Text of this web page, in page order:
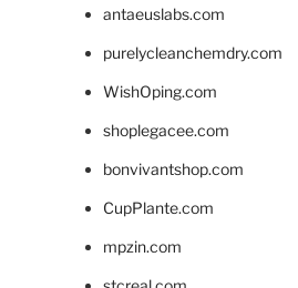
antaeuslabs.com
purelycleanchemdry.com
WishOping.com
shoplegacee.com
bonvivantshop.com
CupPlante.com
mpzin.com